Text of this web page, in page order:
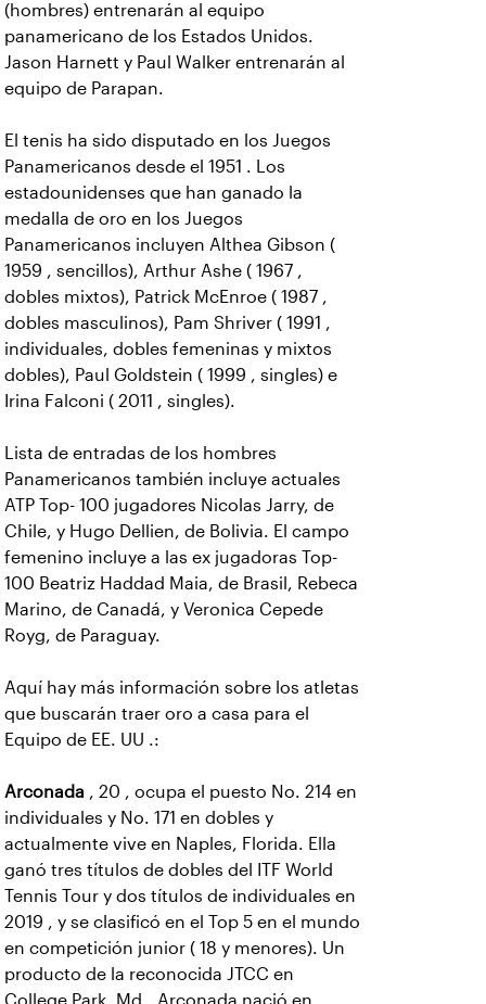
(hombres) entrenarán al equipo
panamericano de los Estados Unidos.
Jason Harnett y Paul Walker entrenarán al
equipo de Parapan.
El tenis ha sido disputado en los Juegos
Panamericanos desde el 1951 . Los
estadounidenses que han ganado la
medalla de oro en los Juegos
Panamericanos incluyen Althea Gibson (
1959 , sencillos), Arthur Ashe ( 1967 ,
dobles mixtos), Patrick McEnroe ( 1987 ,
dobles masculinos), Pam Shriver ( 1991 ,
individuales, dobles femeninas y mixtos
dobles), Paul Goldstein ( 1999 , singles) e
Irina Falconi ( 2011 , singles).
Lista de entradas de los hombres
Panamericanos también incluye actuales
ATP Top- 100 jugadores Nicolas Jarry, de
Chile, y Hugo Dellien, de Bolivia. El campo
femenino incluye a las ex jugadoras Top-
100 Beatriz Haddad Maia, de Brasil, Rebeca
Marino, de Canadá, y Veronica Cepede
Royg, de Paraguay.
Aquí hay más información sobre los atletas
que buscarán traer oro a casa para el
Equipo de EE. UU .:
Arconada , 20 , ocupa el puesto No. 214 en
individuales y No. 171 en dobles y
actualmente vive en Naples, Florida. Ella
ganó tres títulos de dobles del ITF World
Tennis Tour y dos títulos de individuales en
2019 , y se clasificó en el Top 5 en el mundo
en competición junior ( 18 y menores). Un
producto de la reconocida JTCC en
College Park, Md., Arconada nació en